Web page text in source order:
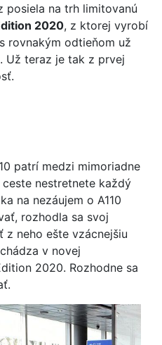
posiela na trh limitovanú
2020, z ktorej vyrobí
rovnakým odtieňom už
Už teraz je tak z prvej
patrí medzi mimoriadne
nestretnete každý
na nezáujem o A110
rozhodla sa svoj
neho ešte vzácnejšiu
v novej
2020. Rozhodne sa